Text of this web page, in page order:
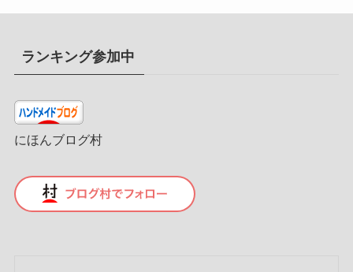
ランキング参加中
にほんブログ村